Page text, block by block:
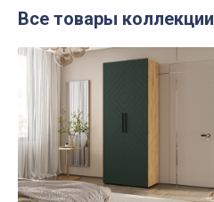
Все товары коллекции